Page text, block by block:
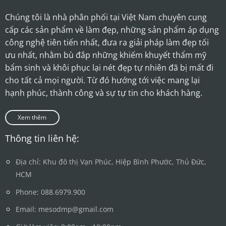
Chúng tôi là nhà phân phối tại Việt Nam chuyên cung
cấp các sản phẩm về làm đẹp, những sản phẩm áp dụng
công nghệ tiên tiến nhất, đưa ra giải pháp làm đẹp tối
ưu nhất, nhằm bù đắp những khiếm khuyết thẩm mỹ
bẩm sinh và khôi phục lại nét đẹp tự nhiên đã bị mất đi
cho tất cả mọi người. Từ đó hướng tới việc mang lại
hạnh phúc, thành công và sự tự tin cho khách hàng.
Xem thêm
Thông tin liên hệ:
Địa chỉ: Khu đô thị Vạn Phúc, Hiệp Bình Phước, Thủ Đức,
HCM
Phone: 088.6979.900
Email: mesodmp@gmail.com